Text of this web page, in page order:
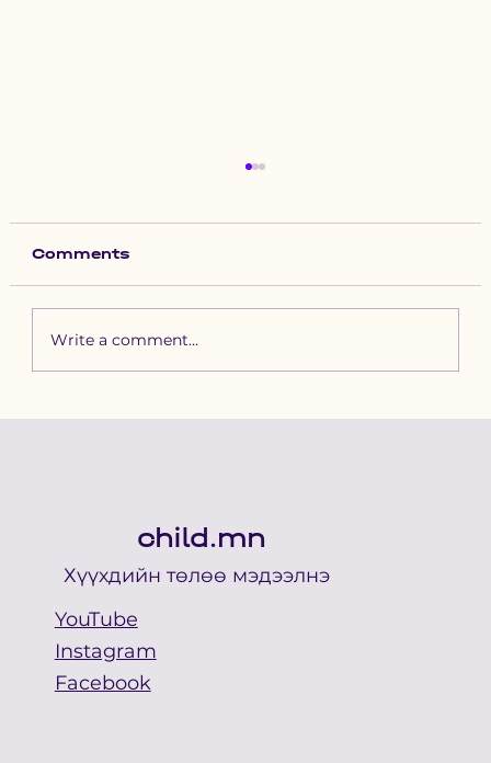
Зүүн бүсийн хурд наадамд
Comments
Write a comment...
child.mn
Хүүхдийн төлөө мэдээлнэ
YouTube
Facebook
Instagram